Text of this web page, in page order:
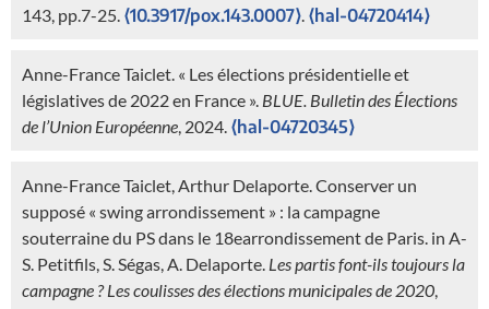
143, pp.7-25. ⟨10.3917/pox.143.0007⟩. ⟨hal-04720414⟩
Anne-France Taiclet. « Les élections présidentielle et
législatives de 2022 en France ». BLUE. Bulletin des Élections
de l’Union Européenne, 2024. ⟨hal-04720345⟩
Anne-France Taiclet, Arthur Delaporte. Conserver un
supposé « swing arrondissement » : la campagne
souterraine du PS dans le 18earrondissement de Paris. in A-
S. Petitfils, S. Ségas, A. Delaporte. Les partis font-ils toujours la
campagne ? Les coulisses des élections municipales de 2020,